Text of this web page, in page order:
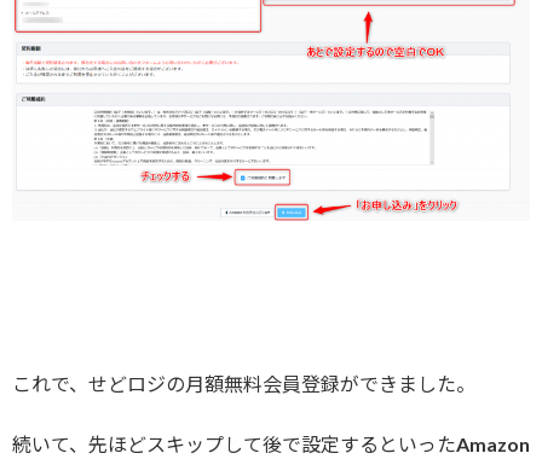
これで、せどロジの月額無料会員登録ができました。
続いて、先ほどスキップして後で設定するといったAmazon